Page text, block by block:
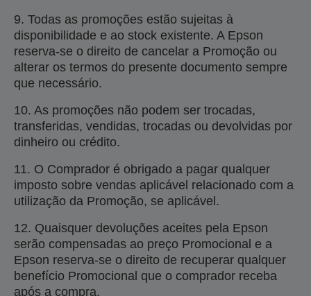
9. Todas as promoções estão sujeitas à
disponibilidade e ao stock existente. A Epson
reserva-se o direito de cancelar a Promoção ou
alterar os termos do presente documento sempre
que necessário.
10. As promoções não podem ser trocadas,
transferidas, vendidas, trocadas ou devolvidas por
dinheiro ou crédito.
11. O Comprador é obrigado a pagar qualquer
imposto sobre vendas aplicável relacionado com a
utilização da Promoção, se aplicável.
12. Quaisquer devoluções aceites pela Epson
serão compensadas ao preço Promocional e a
Epson reserva-se o direito de recuperar qualquer
benefício Promocional que o comprador receba
após a compra.